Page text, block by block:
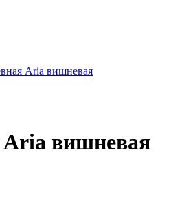
Aria вишневая
Aria вишневая